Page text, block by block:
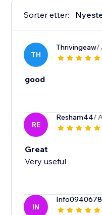
Sorter etter:
TH
Thrivingeaw/
good
RE
Resham44/
Great
Very useful
IN
Info0940678